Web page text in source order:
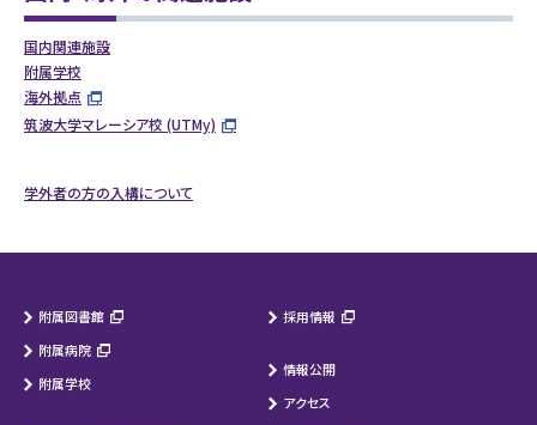
国内関連施設
附属学校
海外拠点
筑波大学マレーシア校 (UTMy)
学外者の方の入構について
附属図書館
附属病院
附属学校
採用情報
情報公開
アクセス